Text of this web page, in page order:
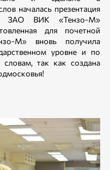
началась презентация
ЗАО ВИК «Тензо-М»
для почетной
М» вновь получила
уровне и по
словам, так как создана